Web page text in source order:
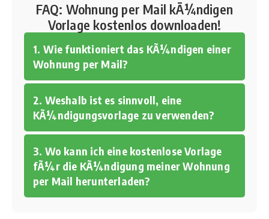
FAQ: Wohnung per Mail kÃ¼ndigen
Vorlage kostenlos downloaden!
1. Wie funktioniert das KÃ¼ndigen einer
Wohnung per Mail?
2. Weshalb ist es sinnvoll, eine
KÃ¼ndigungsvorlage zu verwenden?
3. Wo kann ich eine kostenlose Vorlage
fÃ¼r die KÃ¼ndigung meiner Wohnung
per Mail herunterladen?